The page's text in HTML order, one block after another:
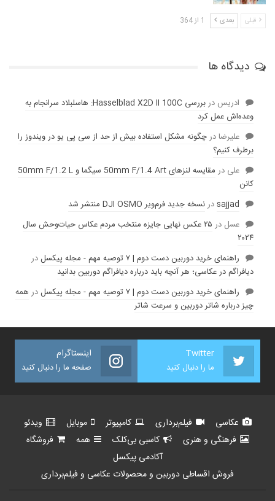
قبلی بعدی 1 از 364
دیدگاه ها
ادریس در
بررسی Hasselblad X2D II 100C: هاسلبلاد سرانجام به
وعده‌‌اش عمل کرد
عليرضادرچگونه مشکل استفاده بیش از حد از سی پی یو در ویندوز را
برطرف کنیم؟
علی در
مقایسه لنز‌های 50mm F/1.4 Art سیگما و 50mm F/1.2 L
کانن
sajjadدرنسخه جدید فرم‌ویر DJI OSMO منتشر شد
عسل در
۲۵ عکس نهایی جایزه منتخب مردم عکاس حیات‌وحش سال
۲۰۲۴
راهنمای خرید دوربین دست دوم | ۷ توصیه مهم - مجله پیکسل
در
دیافراگم در عکاسی؛ هر آنچه باید درباره دیافراگم دوربین بدانید
راهنمای خرید دوربین دست دوم | ۷ توصیه مهم - مجله پیکسل
در همه
چیز درباره شاتر دوربین و سرعت شاتر
Twitter
ما را دنبال کنید
اینستاگرام
صفحه ما را دنبال کنید
عکاسی فیلم‌برداری کامپیوتر موبایل
ویدئو
فرهنگی و هنری
کاسبی بی‌کلک همه
فروشگاه
آکادمی پیکسل
فروش اقساطی دوربین و محصولات عکاسی و فیلم‌برداری